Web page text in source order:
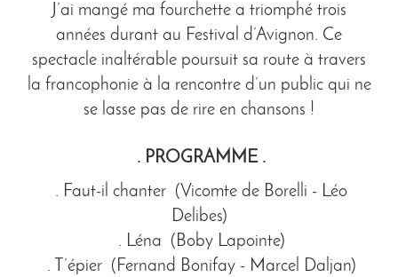
J’ai mangé ma fourchette a triomphé trois
années durant au Festival d’Avignon. Ce
spectacle inaltérable poursuit sa route à travers
la francophonie à la rencontre d’un public qui ne
se lasse pas de rire en chansons !
. PROGRAMME .
. Faut-il chanter (Vicomte de Borelli - Léo
Delibes)
. Léna (Boby Lapointe)
. T’épier (Fernand Bonifay - Marcel Daljan)